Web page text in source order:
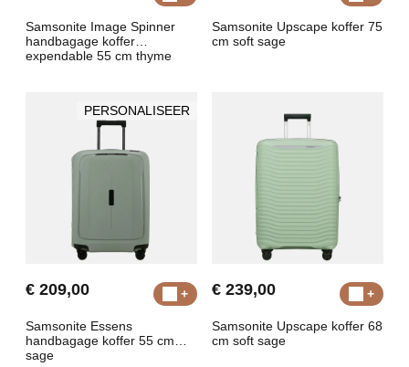
Samsonite Image Spinner
handbagage koffer
expendable 55 cm thyme
Samsonite Upscape koffer 75
cm soft sage
PERSONALISEER
€ 209,00
Samsonite Essens
handbagage koffer 55 cm
sage
€ 239,00
Samsonite Upscape koffer 68
cm soft sage